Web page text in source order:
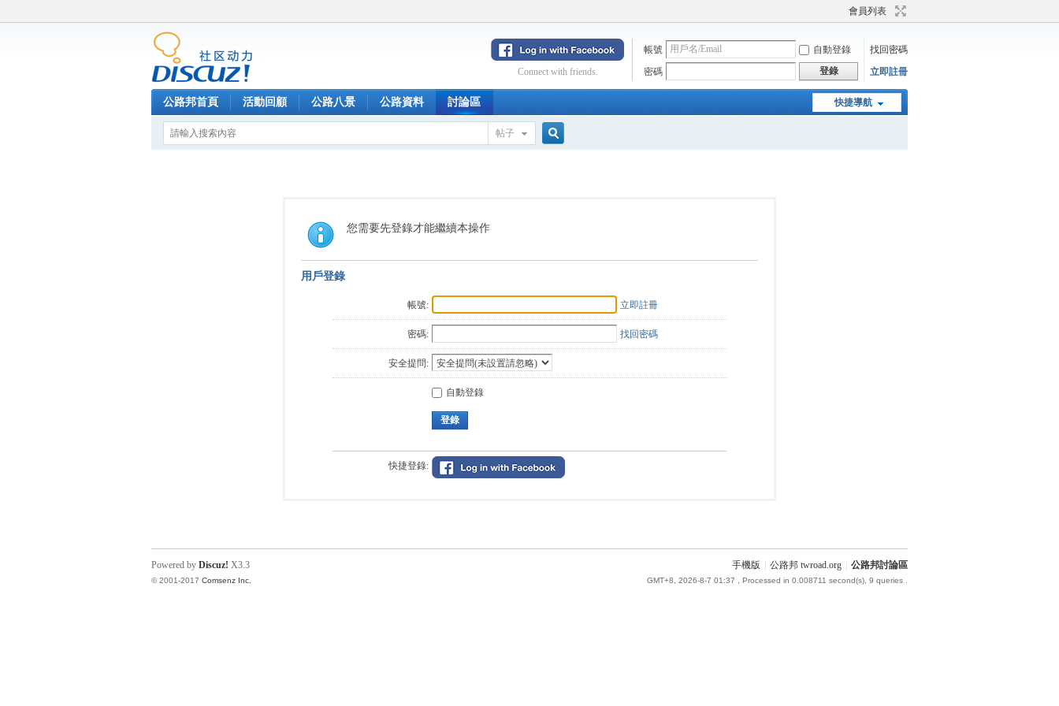
會員列表
帳號 自動登錄
找回密碼
密碼
登錄 立即註冊
Connect with friends.
快捷導航
公路邦首頁 活動回顧 公路八景 公路資料 討論區
帖子
您需要先登錄才能繼續本操作
用戶登錄
帳號: 立即註冊
密碼: 找回密碼
安全提問:
自動登錄
登錄
快捷登錄:
手機版 公路邦 twroad.org 公路邦討論區
GMT+8, 2026-8-7 01:37 , Processed in 0.008711 second(s), 9 queries .
Powered by Discuz! X3.3
© 2001-2017 Comsenz Inc.